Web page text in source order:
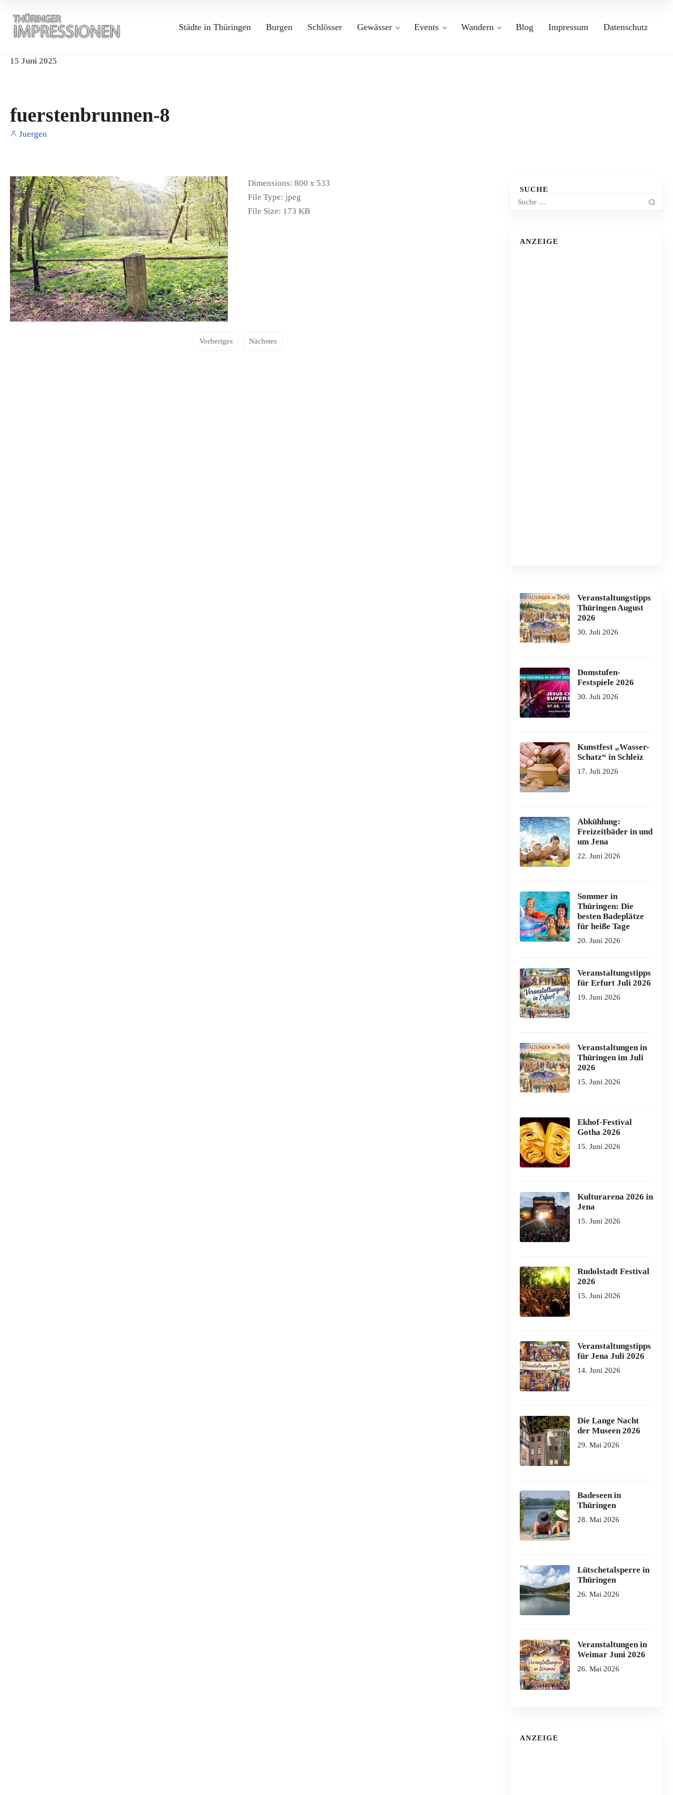
Städte in Thüringen Burgen Schlösser Gewässer Events Wandern Blog Impressum Datenschutz
15 Juni 2025
fuerstenbrunnen-8
Juergen
Dimensions: 800 x 533
File Type: jpeg
File Size: 173 KB
Vorheriges Nächstes
SUCHE
ANZEIGE
Veranstaltungstipps
Thüringen August
2026
30. Juli 2026
Domstufen-
Festspiele 2026
30. Juli 2026
Kunstfest „Wasser-
Schatz“ in Schleiz
17. Juli 2026
Abkühlung:
Freizeitbäder in und
um Jena
22. Juni 2026
Sommer in
Thüringen: Die
besten Badeplätze
für heiße Tage
20. Juni 2026
Veranstaltungstipps
für Erfurt Juli 2026
19. Juni 2026
Veranstaltungen in
Thüringen im Juli
2026
15. Juni 2026
Ekhof-Festival
Gotha 2026
15. Juni 2026
Kulturarena 2026 in
Jena
15. Juni 2026
Rudolstadt Festival
2026
15. Juni 2026
Veranstaltungstipps
für Jena Juli 2026
14. Juni 2026
Die Lange Nacht
der Museen 2026
29. Mai 2026
Badeseen in
Thüringen
28. Mai 2026
Lütschetalsperre in
Thüringen
26. Mai 2026
Veranstaltungen in
Weimar Juni 2026
26. Mai 2026
ANZEIGE